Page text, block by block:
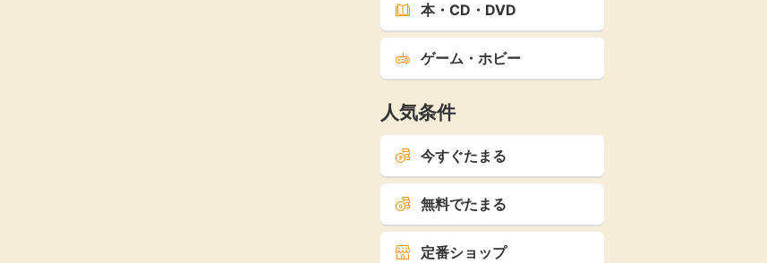
本・CD・DVD
ゲーム・ホビー
人気条件
今すぐたまる
無料でたまる
定番ショップ